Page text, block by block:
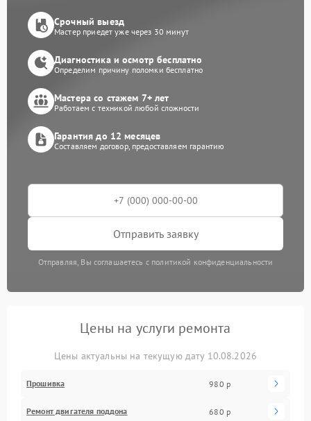
Срочный выезд
Мастер приедет уже через 30 минут
Диагностика и осмотр бесплатно
Определим причину поломки бесплатно
Мастера со стажем 7+ лет
Работаем с техникой любой сложности
Гарантия до 12 месяцев
Составляем договор, предоставляем гарантию
Отправить заявку
Отправляя, Вы соглашаетесь с политикой конфиденциальности
Цены на услуги ремонта
Цены актуальны на текущую дату 10.08.2026
Прошивка 980 р
Ремонт двигателя поддона 680 р